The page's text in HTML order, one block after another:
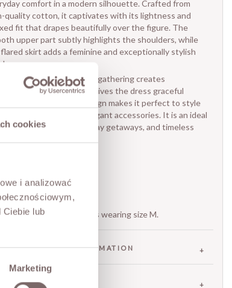
cookies
i analizować
lub
Marketing
comfort in a modern silhouette. Crafted from
quality cotton, it captivates with its lightness and
fit that drapes beautifully over the figure. The
upper part subtly highlights the shoulders, while
skirt adds a feminine and exceptionally stylish
waist seam with delicate gathering creates
proportions and gives the dress graceful
Its minimalist design makes it perfect to style
sandals, sneakers, or elegant accessories. It is an ideal
for summer days, holiday getaways, and timeless
neckline
in Italy Tensione in
model is 173 cm tall and is wearing size M.
/ ADDITIONAL INFORMATION